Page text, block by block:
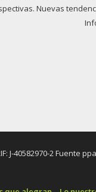
Nuevas
J-40582970-2 Fuente